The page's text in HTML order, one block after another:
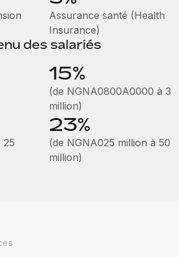
Assurance santé (Health
Insurance)
des salariés
15%
(de NGNA0800A0000 à 3
million)
25
23%
(de NGNA025 million à 50
million)